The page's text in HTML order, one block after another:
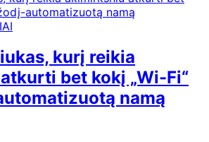
kurį reikia
bet kokį „Wi-Fi“
namą